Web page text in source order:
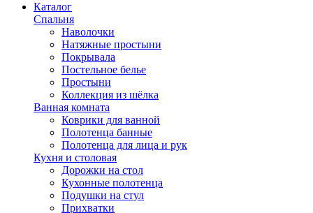
Каталог
Спальня
Наволочки
Натяжные простыни
Покрывала
Постельное белье
Простыни
Коллекция из шёлка
Ванная комната
Коврики для ванной
Полотенца банные
Полотенца для лица и рук
Кухня и столовая
Дорожки на стол
Кухонные полотенца
Подушки на стул
Прихватки